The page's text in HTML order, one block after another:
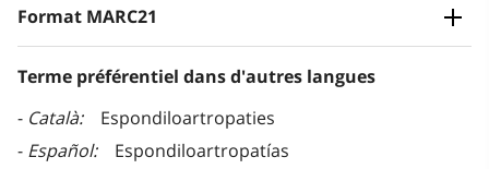
Format MARC21
Terme préférentiel dans d'autres langues
Català
Espondiloartropaties
Español
Espondiloartropatías